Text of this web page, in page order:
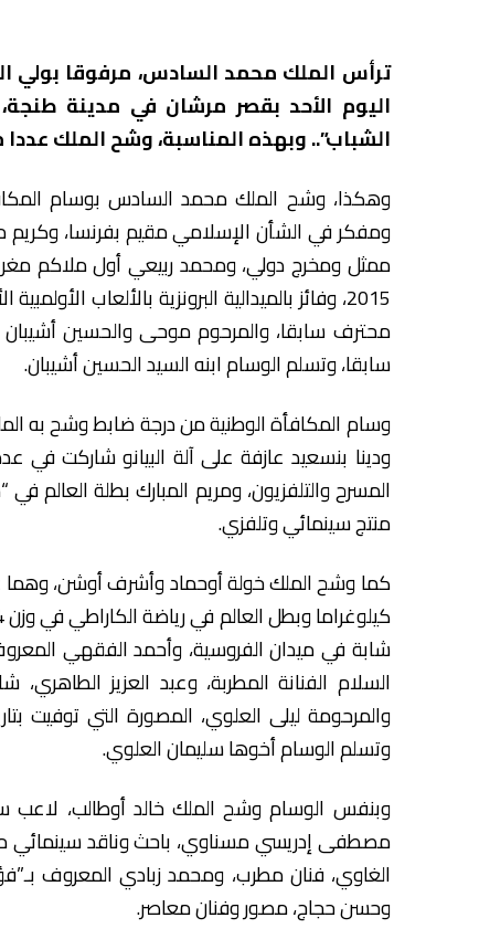
ترأس الملك محمد السادس، مرفوقا بولي
الشباب”.. وبهذه المناسبة، وشح الملك
وهكذا، وشح الملك محمد السادس بوسام
ومفكر في الشأن الإسلامي مقيم بفرنسا، وكريم
ممثل ومخرج دولي، ومحمد ربيعي أول ملاكم
2015، وفائز بالميدالية البرونزية بالألعاب
محترف سابقا، والمرحوم موحى والحسين أشيبان
سابقا، وتسلم الوسام ابنه السيد الحسين أشيبان.
وسام المكافأة الوطنية من درجة ضابط وشح به
ودينا بنسعيد عازفة على آلة البيانو شاركت في
منتج سينمائي وتلفزي.
شابة في ميدان الفروسية، وأحمد الفقهي
السلام الفنانة المطربة، وعبد العزيز
وتسلم الوسام أخوها سليمان العلوي.
وبنفس الوسام وشح الملك خالد أوطالب، لاعب
مصطفى إدريسي مسناوي، باحث وناقد سينمائي
الغاوي، فنان مطرب، ومحمد زبادي المعروف
وحسن حجاج، مصور وفنان معاصر.